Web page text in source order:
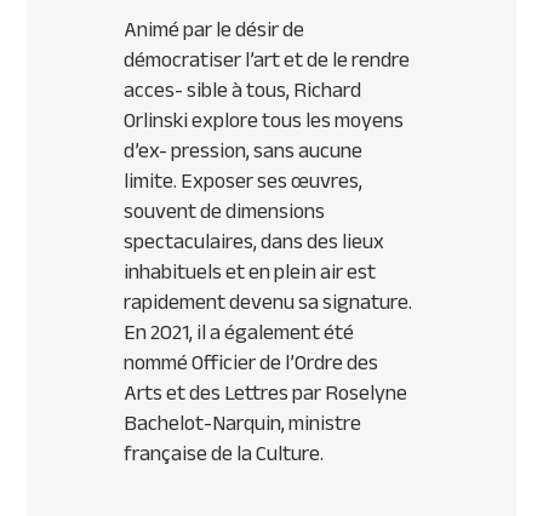
Animé par le désir de
démocratiser l’art et de le rendre
acces- sible à tous, Richard
Orlinski explore tous les moyens
d’ex- pression, sans aucune
limite. Exposer ses œuvres,
souvent de dimensions
spectaculaires, dans des lieux
inhabituels et en plein air est
rapidement devenu sa signature.
En 2021, il a également été
nommé Officier de l’Ordre des
Arts et des Lettres par Roselyne
Bachelot-Narquin, ministre
française de la Culture.